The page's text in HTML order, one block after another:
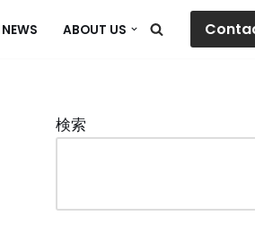
NEWS ABOUT US
検索